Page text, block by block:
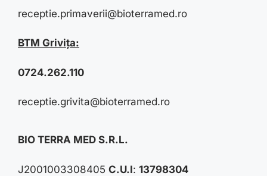
receptie.primaverii@bioterramed.ro
BTM Grivița:
0724.262.110
receptie.grivita@bioterramed.ro
BIO TERRA MED S.R.L.
J2001003308405 C.U.I: 13798304